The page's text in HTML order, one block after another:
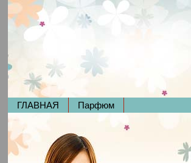
ГЛАВНАЯ Парфюм